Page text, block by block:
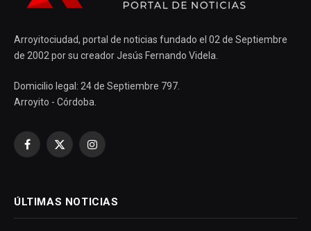
Arroyitociudad, portal de noticias fundado el 02 de Septiembre
de 2002 por su creador Jesús Fernando Videla.
Domicilio legal: 24 de Septiembre 797.
Arroyito - Córdoba.
Facebook
X
Instagram
ÚLTIMAS NOTICIAS